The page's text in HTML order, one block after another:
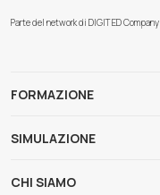
Parte del network di DIGIT ED Company
FORMAZIONE
SIMULAZIONE
CHI SIAMO